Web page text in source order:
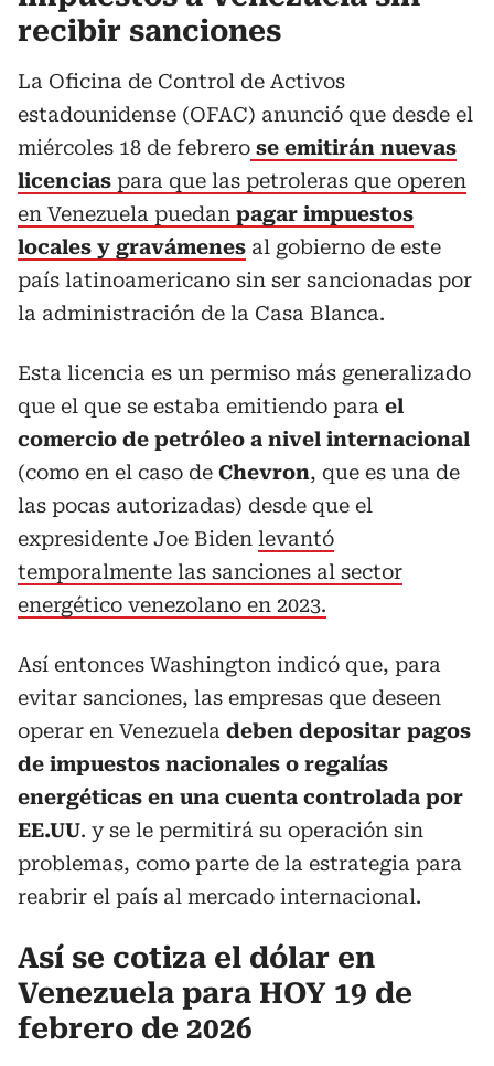
recibir sanciones
La Oficina de Control de Activos
estadounidense (OFAC) anunció que desde el
miércoles 18 de febrero se emitirán nuevas
licencias para que las petroleras que operen
en Venezuela puedan pagar impuestos
locales y gravámenes al gobierno de este
país latinoamericano sin ser sancionadas por
la administración de la Casa Blanca.
Esta licencia es un permiso más generalizado
que el que se estaba emitiendo para el
comercio de petróleo a nivel internacional
(como en el caso de Chevron, que es una de
las pocas autorizadas) desde que el
expresidente Joe Biden levantó
temporalmente las sanciones al sector
energético venezolano en 2023.
Así entonces Washington indicó que, para
evitar sanciones, las empresas que deseen
operar en Venezuela deben depositar pagos
de impuestos nacionales o regalías
energéticas en una cuenta controlada por
EE.UU. y se le permitirá su operación sin
problemas, como parte de la estrategia para
reabrir el país al mercado internacional.
Así se cotiza el dólar en
Venezuela para HOY 19 de
febrero de 2026